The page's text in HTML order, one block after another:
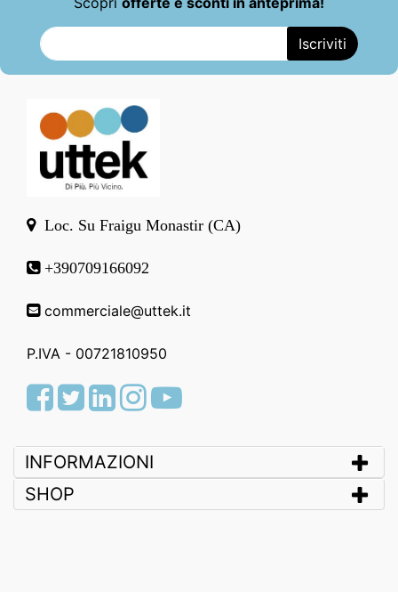
Loc. Su Fraigu Monastir (CA)
+390709166092
commerciale@uttek.it
P.IVA - 00721810950
Facebook
TwitterLinkedInInstagram
Youtube
INFORMAZIONI
SHOP